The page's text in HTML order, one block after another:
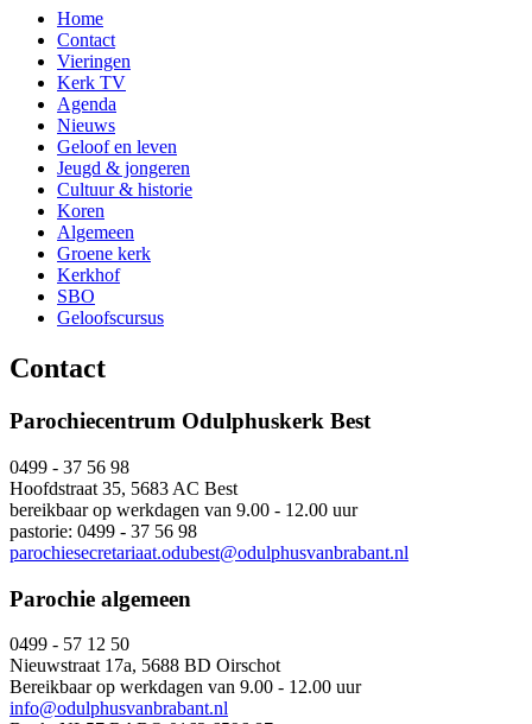
Home
Contact
Vieringen
Kerk TV
Agenda
Nieuws
Geloof en leven
Jeugd & jongeren
Cultuur & historie
Koren
Algemeen
Groene kerk
Kerkhof
SBO
Geloofscursus
Contact
Parochiecentrum Odulphuskerk Best
0499 - 37 56 98
Hoofdstraat 35, 5683 AC Best
bereikbaar op werkdagen van 9.00 - 12.00 uur
pastorie: 0499 - 37 56 98
parochiesecretariaat.odubest@odulphusvanbrabant.nl
Parochie algemeen
0499 - 57 12 50
Nieuwstraat 17a, 5688 BD Oirschot
Bereikbaar op werkdagen van 9.00 - 12.00 uur
info@odulphusvanbrabant.nl